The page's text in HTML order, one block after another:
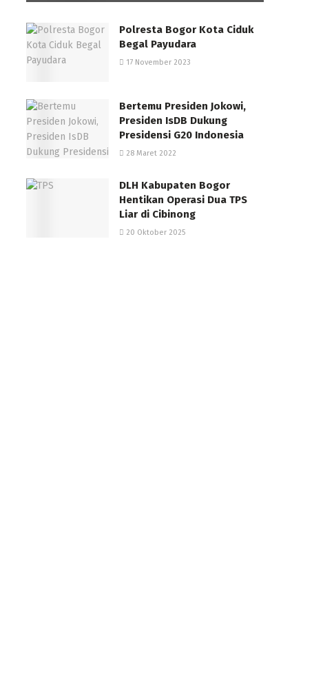
Polresta Bogor Kota Ciduk
Begal Payudara
17 November 2023
Bertemu Presiden Jokowi,
Presiden IsDB Dukung
Presidensi G20 Indonesia
28 Maret 2022
DLH Kabupaten Bogor
Hentikan Operasi Dua TPS
Liar di Cibinong
20 Oktober 2025